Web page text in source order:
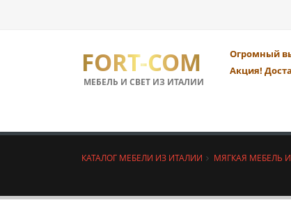
FORT-COM
МЕБЕЛЬ И СВЕТ ИЗ ИТАЛИИ
Огромный
Акция!
КАТАЛОГ МЕБЕЛИ ИЗ ИТАЛИИ МЯГКАЯ МЕБЕЛЬ